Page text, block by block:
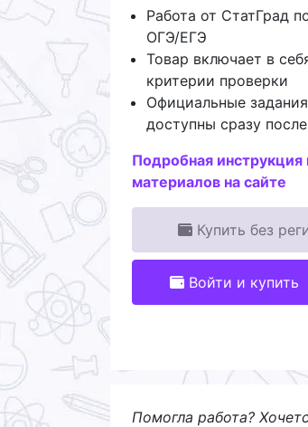
Работа от СтатГрад
ОГЭ/ЕГЭ
Товар включает в
критерии проверки
Официальные
доступны сразу
Подробная
материалов на сайте
Купить без
Войти и купить
Помогла работа?